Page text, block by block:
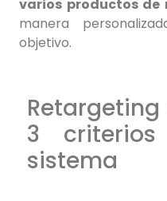
varios productos
manera
objetivo.
3
sistema